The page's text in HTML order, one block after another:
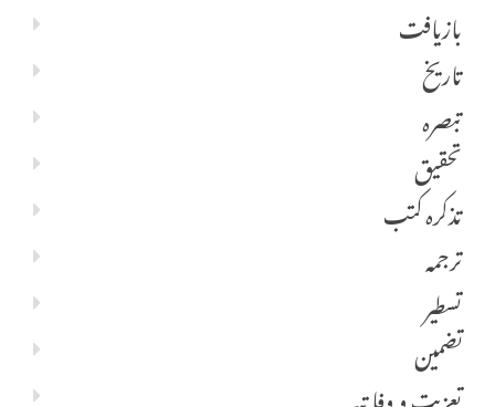
بازیافت
تاریخ
تبصرہ
تحقیق
تذکرہ کتب
ترجمہ
تسطیر
تضمین